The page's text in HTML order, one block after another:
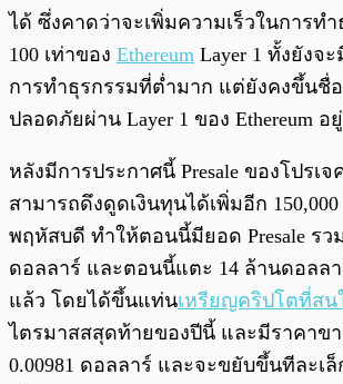
ได้ ซึ่งคาดว่าจะเพิ่มความเร็วในการท
100 เท่าของ Ethereum Layer 1 ทั้งยังจ
การทำธุรกรรมที่ต่ำมาก แต่ยังคงขึ้นชื่อ
ปลอดภัยผ่าน Layer 1 ของ Ethereum อยู่
หลังมีการประกาศนี้ Presale ของโปรเจ
สามารถดึงดูดเงินทุนได้เพิ่มอีก
พฤหัสบดี ทำให้ตอนนี้มียอด Presale รว
ดอลลาร์ และตอนนี้แตะ 14 ล้านดอลลา
แล้ว โดยได้ขึ้นแท่นเหรียญคริปโตที่สน
ไตรมาสสสุดท้ายของปีนี้ และมีราคาข
0.00981 ดอลลาร์ และจะขยับขึ้นทีละเ